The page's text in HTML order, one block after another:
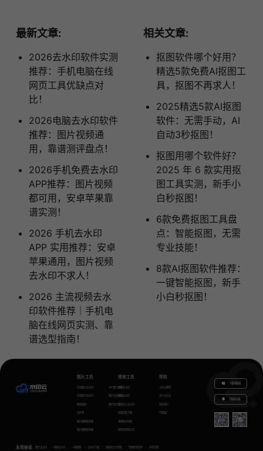
最新文章:
2026去水印软件实测
推荐：手机电脑在线
网页工具优缺点对
比！
2026电脑去水印软件
推荐：图片视频通
用，靠谱测评盘点！
2026手机免费去水印
APP推荐：图片视频
都可用，安卓苹果靠
谱实测！
2026 手机去水印
APP 实用推荐：安卓
苹果通用，图片视频
去水印不求人！
2026 主流视频去水
印软件推荐｜手机电
脑在线网页实测、靠
谱选型指南！
相关文章:
抠图软件哪个好用？
精选5款免费AI抠图工
具，抠图不再求人！
2025精选5款AI抠图
软件：无需手动，AI
自动3秒抠图！
抠图用哪个软件好？
2025 年 6 款实用抠
图工具实测，新手小
白秒抠图！
6款免费抠图工具盘
点：智能抠图，无需
专业技能！
8款AI抠图软件推荐：
一键智能抠图，新手
小白秒抠图！
图片工具
在线图片去水印
在线图片加水印
智能抠图
证件照
图片模糊变清晰
图片模糊变清晰
GIF图片生成
图片无损放大
图片转文字
视频工具
视频去水印
视频加水印
视频怎么去水印
视频提取下载
视频格式转换
视频语音转文字
帮助
水印云教程
关于水印云
联系我们
代理推广
下载电脑版
下载移动端
友情链接 图片去水印 视频去水印 一键抠图 去水印下载 视频转文字提取 免费配音软件